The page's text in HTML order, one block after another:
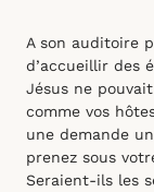
A son auditoire
d’accueillir des
Jésus ne
comme vos
une demande
prenez sous
Seraient-ils les